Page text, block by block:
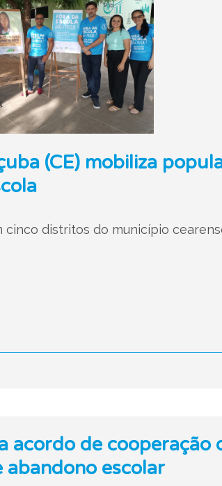
(CE) mobiliza
distritos do município
acordo de cooperação
abandono escolar